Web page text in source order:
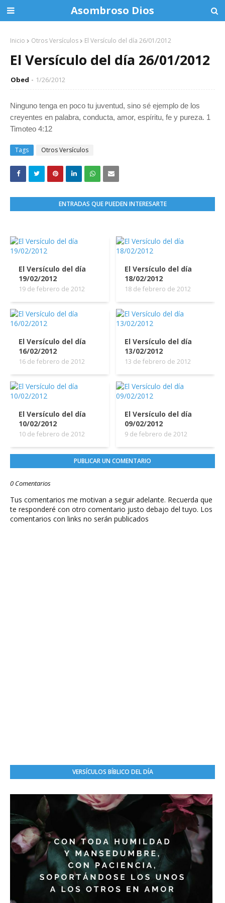
Asombroso Dios
Inicio Otros Versículos El Versículo del día 26/01/2012
El Versículo del día 26/01/2012
Obed 1/26/2012
Ninguno tenga en poco tu juventud, sino sé ejemplo de los
creyentes en palabra, conducta, amor, espíritu, fe y pureza. 1
Timoteo 4:12
Tags Otros Versículos
ENTRADAS QUE PUEDEN INTERESARTE
El Versículo del día
19/02/2012
19 de febrero de 2012
El Versículo del día
18/02/2012
18 de febrero de 2012
El Versículo del día
16/02/2012
16 de febrero de 2012
El Versículo del día
13/02/2012
13 de febrero de 2012
El Versículo del día
10/02/2012
10 de febrero de 2012
El Versículo del día
09/02/2012
9 de febrero de 2012
PUBLICAR UN COMENTARIO
0 Comentarios
Tus comentarios me motivan a seguir adelante. Recuerda que
te responderé con otro comentario justo debajo del tuyo. Los
comentarios con links no serán publicados
VERSÍCULOS BÍBLICO DEL DÍA